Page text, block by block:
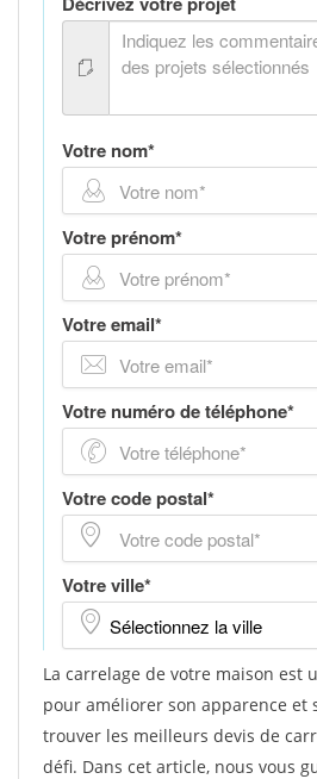
La carrelage de votre maison est
pour améliorer son apparence et
trouver les meilleurs devis de
défi. Dans cet article, nous vous